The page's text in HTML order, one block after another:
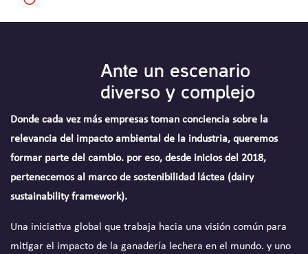
Ante un escenario
diverso y complejo
Donde cada vez más empresas toman conciencia sobre la
relevancia del impacto ambiental de la industria, queremos
formar parte del cambio. por eso, desde inicios del 2018,
pertenecemos al marco de sostenibilidad láctea (dairy
sustainability framework).
Una iniciativa global que trabaja hacia una visión común para
mitigar el impacto de la ganadería lechera en el mundo. y uno